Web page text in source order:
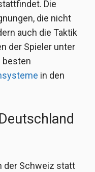
Die
die nicht
auch die Taktik
der Spieler unter
besten
in den
der Schweiz statt